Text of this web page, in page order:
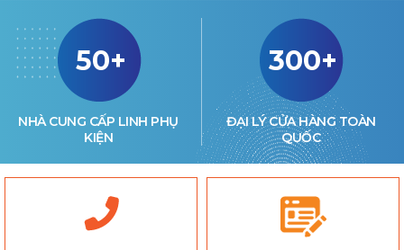
50+
NHÀ CUNG CẤP LINH PHỤ
KIỆN
300+
ĐẠI LÝ CỬA HÀNG TOÀN
QUỐC